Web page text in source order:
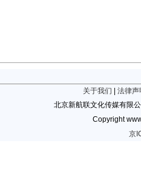
关于我们
法律声
北京新航联文化传媒有限
Copyright
京